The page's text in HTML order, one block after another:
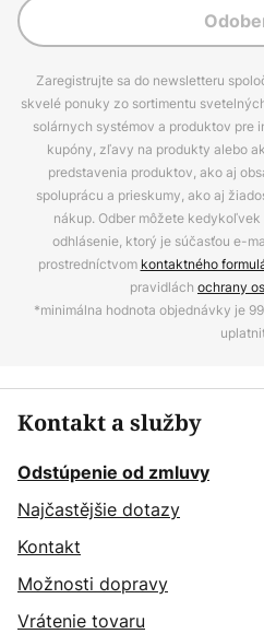
Zaregistrujte sa do newsletteru
skvelé ponuky zo sortimentu
solárnych systémov a produktov pre
kupóny, zľavy na produkty alebo
predstavenia produktov, ako aj
spoluprácu a prieskumy, ako aj
nákup. Odber môžete
odhlásenie, ktorý je súčasťou e-
prostredníctvom kontaktného
pravidlách ochrany
*minimálna hodnota objednávky je
Kontakt a služby
Odstúpenie od zmluvy
Najčastějšie dotazy
Kontakt
Možnosti dopravy
Vrátenie tovaru